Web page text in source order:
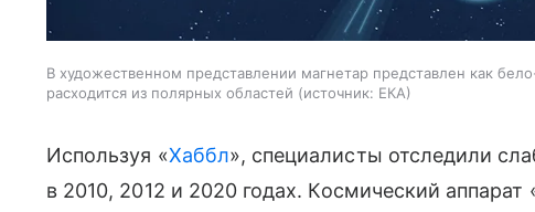
В художественном представлении магнетар представлен как
расходится из полярных областей
источник: ЕКА
Используя «Хаббл», специалисты отследили
в 2010, 2012 и 2020 годах. Космический аппарат